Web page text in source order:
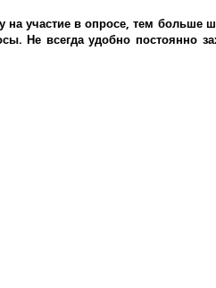
участие в опросе, тем больше
Не всегда удобно постоянно